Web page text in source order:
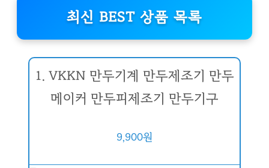
최신 BEST 상품 목록
1. VKKN 만두기계 만두제조기 만두
메이커 만두피제조기 만두기구
9,900원